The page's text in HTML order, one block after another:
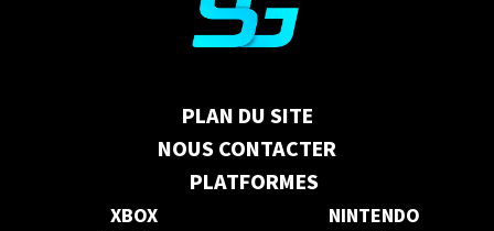
PLAN DU SITE
NOUS CONTACTER
PLATFORMES
XBOX NINTENDO